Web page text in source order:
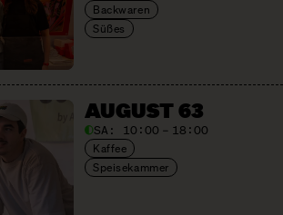
Backwaren
Süßes
AUGUST 63
SA: 10:00 – 18:00
Kaffee
Speisekammer